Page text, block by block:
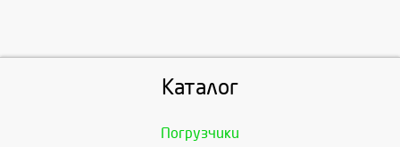
Каталог
Погрузчики